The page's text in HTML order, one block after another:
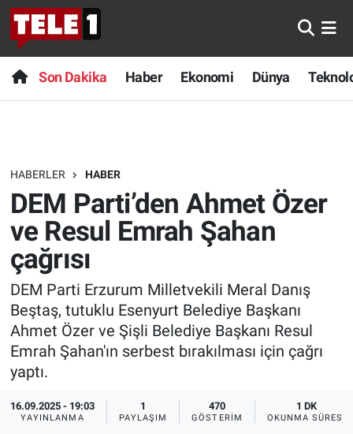
Son Dakika Haber Ekonomi Dünya
HABERLER HABER
DEM Parti’den Ahmet Özer
ve Resul Emrah Şahan
çağrısı
DEM Parti Erzurum Milletvekili Meral Danış
Beştaş, tutuklu Esenyurt Belediye Başkanı
Ahmet Özer ve Şişli Belediye Başkanı Resul
Emrah Şahan'ın serbest bırakılması için çağrı
yaptı.
16.09.2025 - 19:03
YAYINLANMA
1
PAYLAŞIM
470
GÖSTERIM
1 DK
OKUNMA SÜRESI
Anında Manşet
Başka Sohbetler
Bilim turu
Bilim ve Teknoloji Evreni
Doğa Konuşuyor
Dünya
Ege Saati
Ege'den Esintiler
Eğitim
Son Dakika
Haber
Dünya
Teknoloji
Sağlık
Spor
Yayın Akışı
İletişim
Nöbetçi Eczaneler
Hava Durumu
Trafik Durumu
Süper Lig Puan Durumu ve Fikstür
Tüm Manşetler
Son Dakika Haberleri
Haber Arşivi